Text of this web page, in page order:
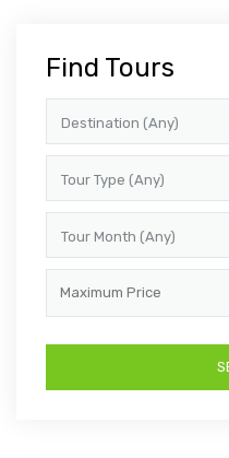
Find Tours
Destination (Any)
Tour Type (Any)
Tour Month (Any)